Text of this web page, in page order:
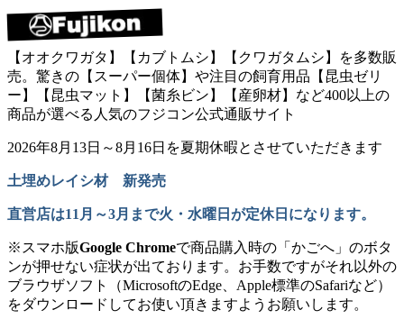
【オオクワガタ】【カブトムシ】【クワガタムシ】を多数販
売。驚きの【スーパー個体】や注目の飼育用品【昆虫ゼリ
ー】【昆虫マット】【菌糸ビン】【産卵材】など400以上の
商品が選べる人気のフジコン公式通販サイト
2026年8月13日～8月16日を夏期休暇とさせていただきます
土埋めレイシ材 新発売
直営店は11月～3月まで火・水曜日が定休日になります。
※スマホ版Google Chromeで商品購入時の「かごへ」のボタ
ンが押せない症状が出ております。お手数ですがそれ以外の
ブラウザソフト（MicrosoftのEdge、Apple標準のSafariなど）
をダウンロードしてお使い頂きますようお願いします。